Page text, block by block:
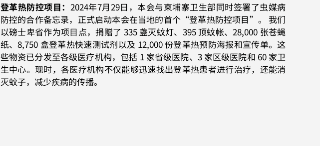
登革热防控项目： 2024年7月29日，本会与柬埔寨卫生部同时签署了虫媒病
防控的合作备忘录，正式启动本会在当地的首个“登革热防控项目”。 我们
以磅士卑省作为项目点，捐赠了 335 盏灭蚊灯、395 顶蚊帐、28,000 张苍蝇
纸、8,750 盒登革热快速测试剂以及 12,000 份登革热预防海报和宣传单。这
些物资已分发至各级医疗机构，包括 1 家省级医院、3 家区级医院和 60 家卫
生中心。现时，各医疗机构不仅能够迅速找出登革热患者进行治疗，还能消
灭蚊子，减少疾病的传播。